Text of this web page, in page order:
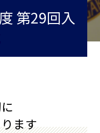
第29回入
ます